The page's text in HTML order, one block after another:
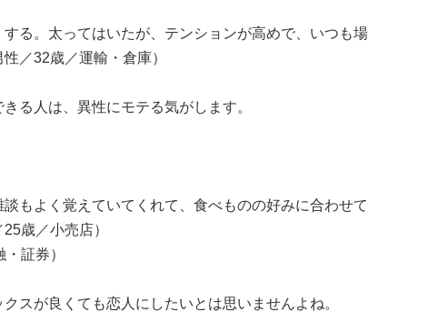
る。太ってはいたが、テンションが高めで、いつも場
／32歳／運輸・倉庫）
る人は、異性にモテる気がします。
もよく覚えていてくれて、食べものの好みに合わせて
歳／小売店）
証券）
スが良くても恋人にしたいとは思いませんよね。